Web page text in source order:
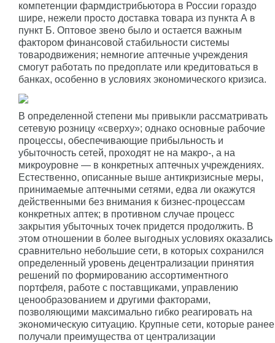
компетенции фармдистрибьютора в России гораздо
шире, нежели просто доставка товара из пункта А в
пункт Б. Оптовое звено было и остается важным
фактором финансовой стабильности системы
товародвижения; немногие аптечные учреждения
смогут работать по предоплате или кредитоваться в
банках, особенно в условиях экономического кризиса.
В определенной степени мы привыкли рассматривать
сетевую розницу «сверху»; однако основные рабочие
процессы, обеспечивающие прибыльность и
убыточность сетей, проходят не на макро-, а на
микроуровне — в конкретных аптечных учреждениях.
Естественно, описанные выше антикризисные меры,
принимаемые аптечными сетями, едва ли окажутся
действенными без внимания к бизнес-процессам
конкретных аптек; в противном случае процесс
закрытия убыточных точек придется продолжить. В
этом отношении в более выгодных условиях оказались
сравнительно небольшие сети, в которых сохранился
определенный уровень децентрализации принятия
решений по формированию ассортиментного
портфеля, работе с поставщиками, управлению
ценообразованием и другими факторами,
позволяющими максимально гибко реагировать на
экономическую ситуацию. Крупные сети, которые ранее
получали преимущества от централизации